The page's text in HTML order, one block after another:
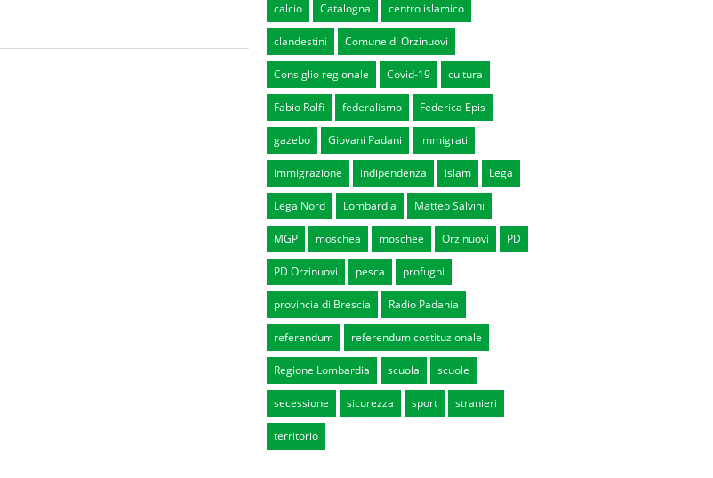
calcio Catalogna centro islamico
clandestini Comune di Orzinuovi
Consiglio regionale Covid-19 cultura
Fabio Rolfi federalismo Federica Epis
gazebo Giovani Padani immigrati
immigrazione indipendenza islam Lega
Lega Nord Lombardia Matteo Salvini
MGP moschea moschee Orzinuovi PD
PD Orzinuovi pesca profughi
provincia di Brescia Radio Padania
referendum referendum costituzionale
Regione Lombardia scuola scuole
secessione sicurezza sport stranieri
territorio